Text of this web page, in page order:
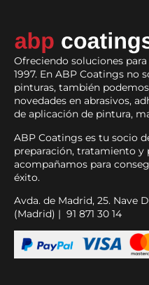
Ofreciendo soluciones
1997. En ABP Coatings no
pinturas, también
novedades en abrasivos,
de aplicación de pintura,
ABP Coatings es tu socio
preparación, tratamiento y
acompañamos para
éxito.
Avda. de Madrid, 25. Nave
(Madrid) | 91 871 30 14